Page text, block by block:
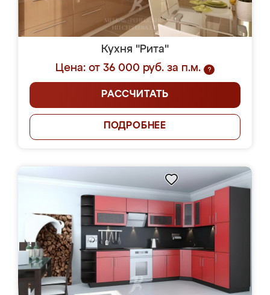
Кухня "Рита"
Цена: от 36 000 руб. за п.м.
?
РАССЧИТАТЬ
ПОДРОБНЕЕ